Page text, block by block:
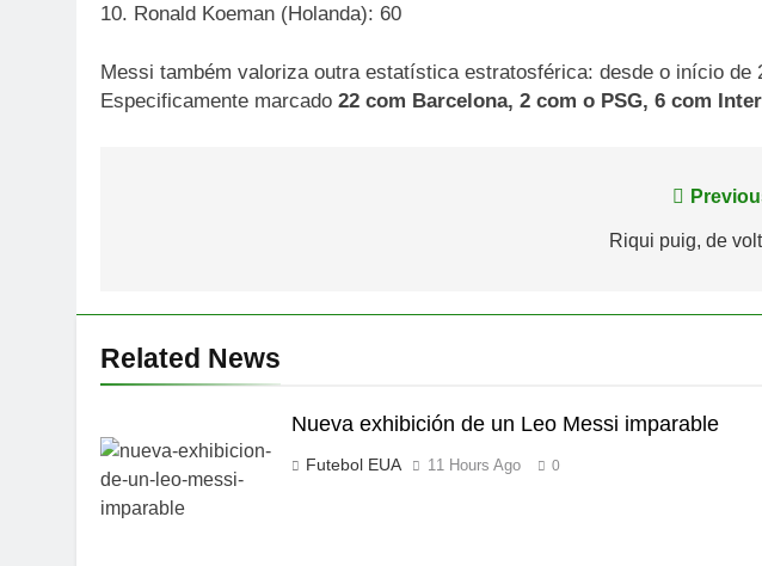
10. Ronald Koeman (Holanda): 60
Messi também valoriza outra estatística estratosférica: desde o início
Especificamente marcado 22 com Barcelona, 2 com o PSG, 6 com
Riqui puig, de
Related News
Nueva exhibición de un Leo Messi imparable
Futebol EUA 11 Hours Ago 0